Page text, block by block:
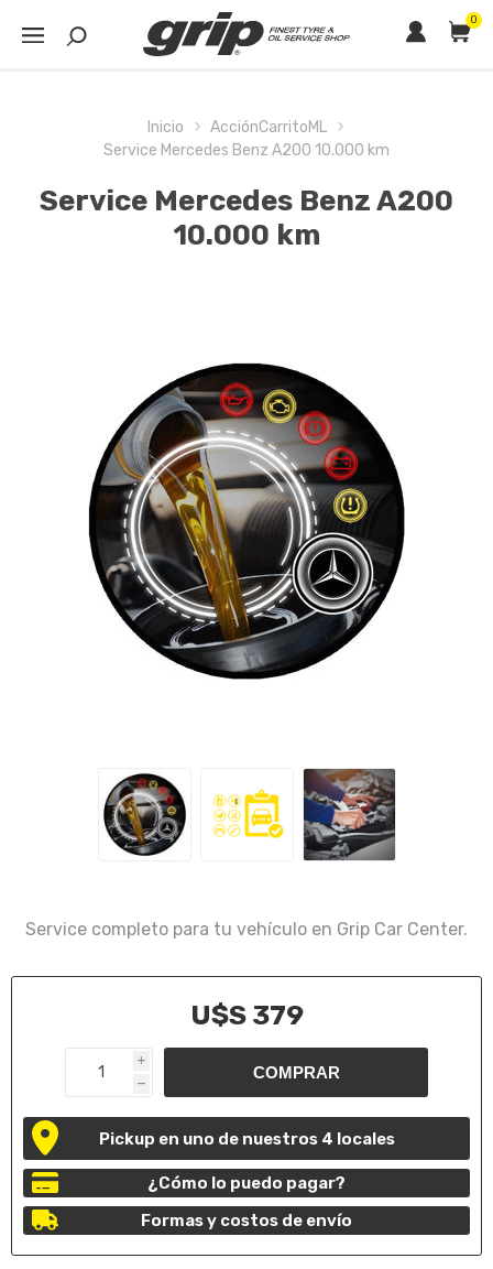
0
Inicio
AcciónCarritoML
Service Mercedes Benz A200 10.000 km
Service Mercedes Benz A200
10.000 km
Service completo para tu vehículo en Grip Car Center.
U$S 379
i
h
Pickup en uno de nuestros 4 locales
¿Cómo lo puedo pagar?
Formas y costos de envío